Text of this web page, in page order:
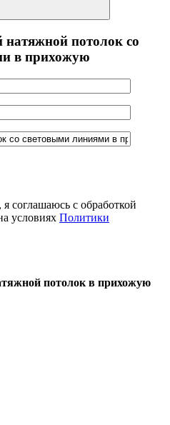
потолок со
в прихожую
соглашаюсь c обработкой
условиях Политики
потолок в прихожую